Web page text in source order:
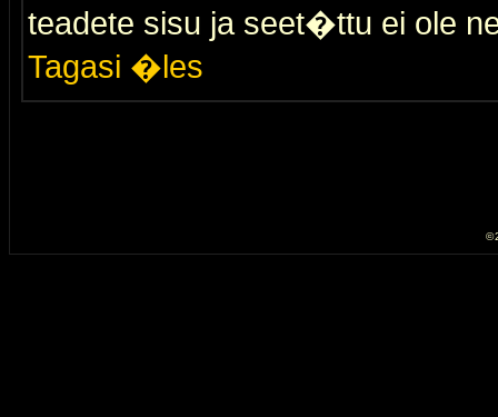
teadete sisu ja seet�ttu ei ole
Tagasi �les
©